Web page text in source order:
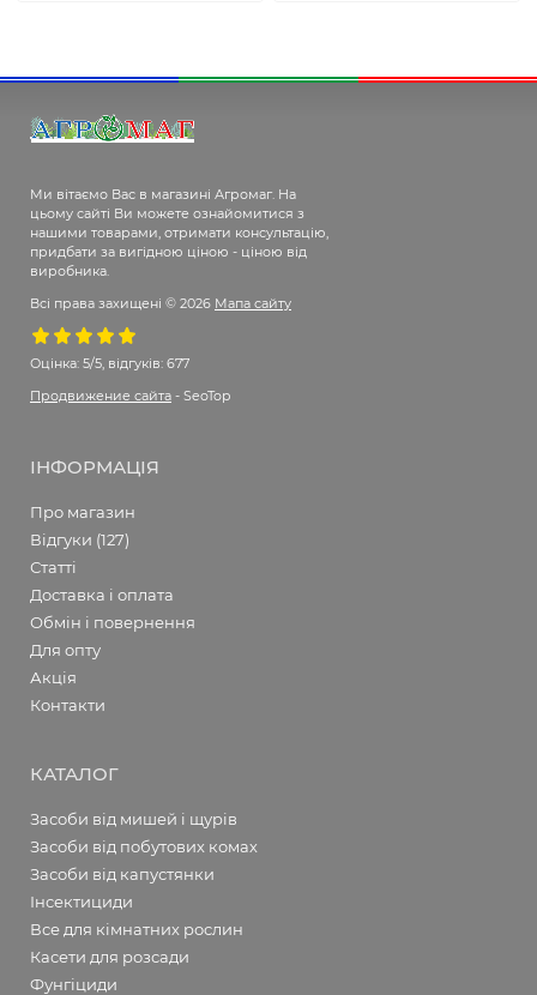
Ми вітаємо Вас в магазині Агромаг. На
цьому сайті Ви можете ознайомитися з
нашими товарами, отримати консультацію,
придбати за вигідною ціною - ціною від
виробника.
Всі права захищені © 2026 Мапа сайту
Оцінка: 5/5, відгуків: 677
Продвижение сайта - SeoTop
ІНФОРМАЦІЯ
Про магазин
Відгуки (127)
Статті
Доставка і оплата
Обмін і повернення
Для опту
Акція
Контакти
КАТАЛОГ
Засоби від мишей і щурів
Засоби від побутових комах
Засоби від капустянки
Інсектициди
Все для кімнатних рослин
Касети для розсади
Фунгіциди